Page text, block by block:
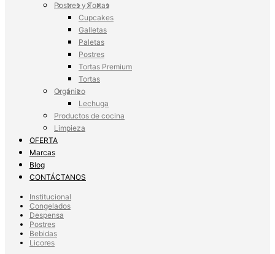
Postres y Tortas
Cupcakes
Galletas
Paletas
Postres
Tortas Premium
Tortas
Orgánico
Lechuga
Productos de cocina
Limpieza
OFERTA
Marcas
Blog
CONTÁCTANOS
Institucional
Congelados
Despensa
Postres
Bebidas
Licores